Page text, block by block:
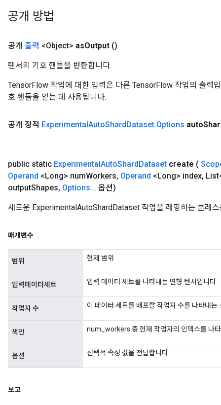
공개 방법
공개 출력 <Object> asOutput ()
텐서의 기호 핸들을 반환합니다.
TensorFlow 작업에 대한 입력은 다른 TensorFlow 작업의 출력
호 핸들을 얻는 데 사용됩니다.
공개 정적 ExperimentalAutoShardDataset.Options auto
public static ExperimentalAutoShardDataset create (
Operand <Long> numWorkers, Operand <Long> index,
outputShapes, Options... 옵션)
새로운 ExperimentalAutoShardDataset 작업을 래핑하는 클래
매개변수
범위 현재 범위
입력데이터세트 입력 데이터 세트를 나타내는 변형 텐서입니다.
작업자 수 이 데이터 세트를 배포할 작업자 수를 나타내는
색인 num_workers 중 현재 작업자의 인덱스를 나
옵션 선택적 속성 값을 전달합니다.
보고